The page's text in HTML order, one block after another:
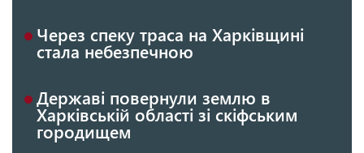
Через спеку траса на Харківщині
стала небезпечною
Державі повернули землю в
Харківській області зі скіфським
городищем